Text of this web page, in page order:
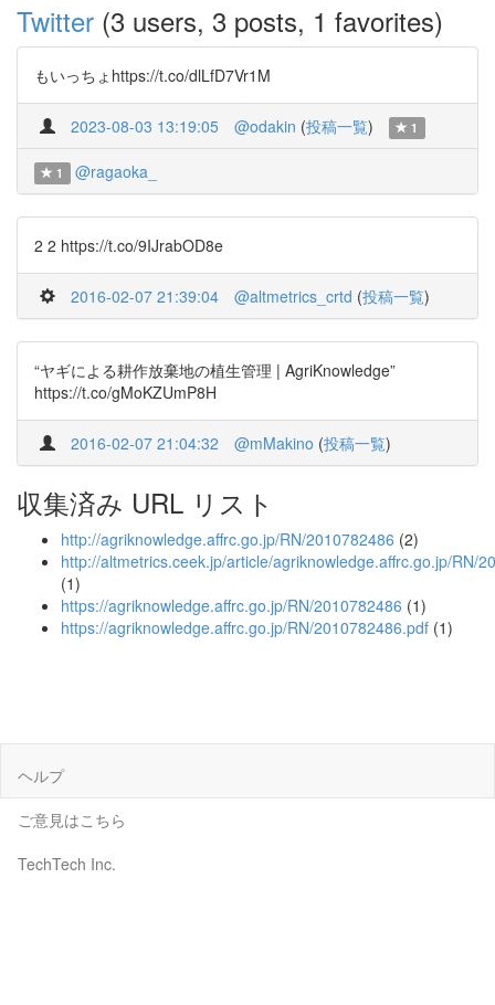
Twitter (3 users, 3 posts, 1 favorites)
もいっちょhttps://t.co/dlLfD7Vr1M
2023-08-03 13:19:05 @odakin (投稿一覧) 1
1 @ragaoka_
2 2 https://t.co/9IJrabOD8e
2016-02-07 21:39:04 @altmetrics_crtd (投稿一覧)
“ヤギによる耕作放棄地の植生管理 | AgriKnowledge”
https://t.co/gMoKZUmP8H
2016-02-07 21:04:32 @mMakino (投稿一覧)
収集済み URL リスト
http://agriknowledge.affrc.go.jp/RN/2010782486 (2)
http://altmetrics.ceek.jp/article/agriknowledge.affrc.go.jp/RN/
(1)
https://agriknowledge.affrc.go.jp/RN/2010782486 (1)
https://agriknowledge.affrc.go.jp/RN/2010782486.pdf (1)
ヘルプ
ご意見はこちら
TechTech Inc.